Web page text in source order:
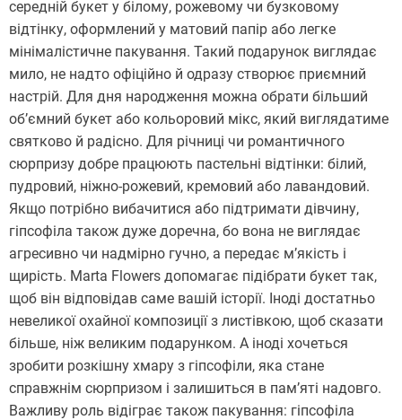
середній букет у білому, рожевому чи бузковому
відтінку, оформлений у матовий папір або легке
мінімалістичне пакування. Такий подарунок виглядає
мило, не надто офіційно й одразу створює приємний
настрій. Для дня народження можна обрати більший
об’ємний букет або кольоровий мікс, який виглядатиме
святково й радісно. Для річниці чи романтичного
сюрпризу добре працюють пастельні відтінки: білий,
пудровий, ніжно-рожевий, кремовий або лавандовий.
Якщо потрібно вибачитися або підтримати дівчину,
гіпсофіла також дуже доречна, бо вона не виглядає
агресивно чи надмірно гучно, а передає м’якість і
щирість. Marta Flowers допомагає підібрати букет так,
щоб він відповідав саме вашій історії. Іноді достатньо
невеликої охайної композиції з листівкою, щоб сказати
більше, ніж великим подарунком. А іноді хочеться
зробити розкішну хмару з гіпсофіли, яка стане
справжнім сюрпризом і залишиться в пам’яті надовго.
Важливу роль відіграє також пакування: гіпсофіла